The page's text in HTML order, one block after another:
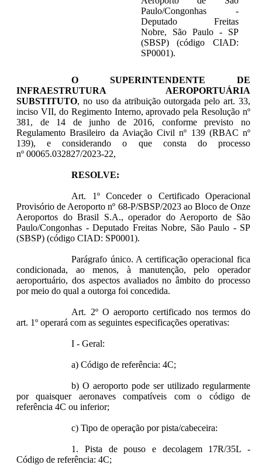
Paulo/Congonhas -
Deputado Freitas
Nobre, São Paulo - SP
(SBSP)
(código CIAD:
SP0001).
O SUPERINTENDENTE DE
INFRAESTRUTURA AEROPORTUÁRIA
SUBSTITUTO, no uso da atribuição outorgada pelo art. 33,
inciso VII, do Regimento Interno, aprovado pela Resolução nº
381, de 14 de junho de 2016, conforme previsto no
Regulamento Brasileiro da Aviação Civil nº 139 (RBAC nº
139), e considerando o que consta do processo
nº 00065.032827/2023-22,
RESOLVE:
Art. 1º Conceder o Certificado Operacional
Provisório de Aeroporto nº 68-P/SBSP/2023 ao Bloco de Onze
Aeroportos do Brasil S.A., operador do Aeroporto de São
Paulo/Congonhas - Deputado Freitas Nobre, São Paulo - SP
(SBSP) (código CIAD: SP0001).
Parágrafo único. A certificação operacional fica
condicionada, ao menos, à manutenção, pelo operador
aeroportuário, dos aspectos avaliados no âmbito do processo
por meio do qual a outorga foi concedida.
Art. 2º O aeroporto certificado nos termos do
art. 1º operará com as seguintes especificações operativas:
I - Geral:
a) Código de referência: 4C;
b) O aeroporto pode ser utilizado regularmente
por quaisquer aeronaves compatíveis com o código de
referência 4C ou inferior;
c) Tipo de operação por pista/cabeceira:
1. Pista de pouso e decolagem 17R/35L -
Código de referência: 4C;